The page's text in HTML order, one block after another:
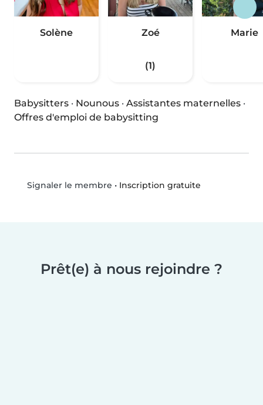
Solène Zoé
(1)
Marie
Babysitters · Nounous · Assistantes maternelles ·
Offres d'emploi de babysitting
Signaler le membre • Inscription gratuite
Prêt(e) à nous rejoindre ?